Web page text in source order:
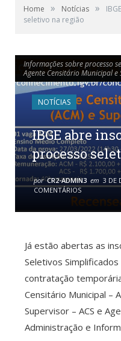
Home » Notícias »
seletivo na região
Informações sobre processo
Agente Censitário Municipal e
NOTÍCIAS
IBGE abre
processo
por CR2-ADMIN3 em 3 DE
COMENTÁRIOS
Informações sobre processo
Agente Censitário Municipal e
Já estão abertas as
Seletivos Simplificados
contratação
Censitário Municipal –
Supervisor – ACS e
Administração e